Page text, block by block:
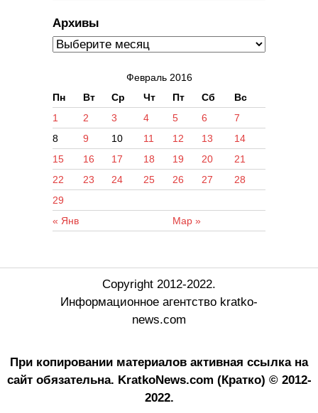
Архивы
Февраль 2016
Пн
Вт Ср Чт Пт Сб Вс
« Янв Мар »
1 2 3 4 5 6
7
8
9 10 11 12 13
14
15
16 17 18 19 20
21
22
23 24 25 26 27
28
29
Copyright 2012-2022.
Информационное агентство kratko-
news.com
При копировании материалов активная ссылка на
сайт обязательна. KratkoNews.com (Кратко) © 2012-
2022.